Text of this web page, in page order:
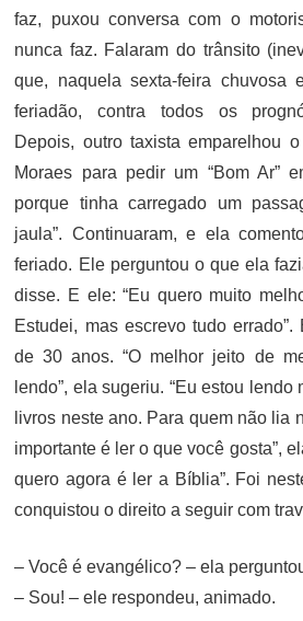
faz, puxou conversa com o
nunca faz. Falaram do trânsito
que, naquela sexta-feira chuvosa
feriadão, contra todos os
Depois, outro taxista emparelhou
Moraes para pedir um “Bom Ar”
porque tinha carregado um
jaula”. Continuaram, e ela
feriado. Ele perguntou o que ela
disse. E ele: “Eu quero muito
Estudei, mas escrevo tudo
de 30 anos. “O melhor jeito de
lendo”, ela sugeriu. “Eu estou
livros neste ano. Para quem não lia
importante é ler o que você gosta”,
quero agora é ler a Bíblia”. Foi
conquistou o direito a seguir com
– Você é evangélico? – ela
– Sou! – ele respondeu, animado.